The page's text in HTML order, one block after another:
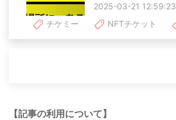
2025-03-21 12:59:23
チケミー
NFTチケット
【記事の利用について】